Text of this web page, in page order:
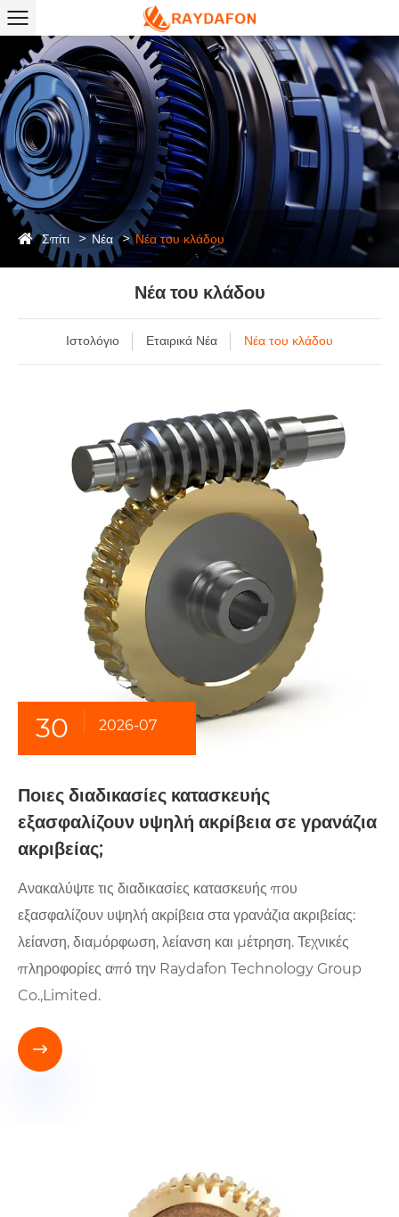
Σπίτι Νέα Νέα του κλάδου
Νέα του κλάδου
Ιστολόγιο Εταιρικά Νέα Νέα του κλάδου
30 2026-07
Ποιες διαδικασίες κατασκευής
εξασφαλίζουν υψηλή ακρίβεια σε γρανάζια
ακριβείας;
Ανακαλύψτε τις διαδικασίες κατασκευής που
εξασφαλίζουν υψηλή ακρίβεια στα γρανάζια ακριβείας:
λείανση, διαμόρφωση, λείανση και μέτρηση. Τεχνικές
πληροφορίες από την Raydafon Technology Group
Co.,Limited.
